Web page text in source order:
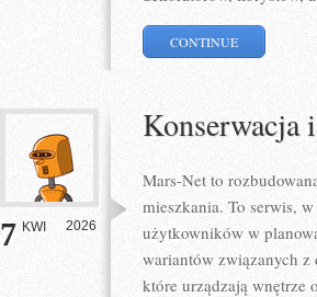
CONTINUE
7 KWI 2026
Konserwacja
Mars-Net to
mieszkania. To serwis,
użytkowników w
wariantów związanych z
które urządzają wnętrze